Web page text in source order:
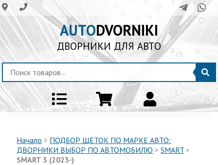
AUTODVORNIKI
ДВОРНИКИ ДЛЯ АВТО
Начало > ПОДБОР ЩЕТОК ПО МАРКЕ АВТО:
ДВОРНИКИ ВЫБОР ПО АВТОМОБИЛЮ >SMART >
SMART 3 (2023-)